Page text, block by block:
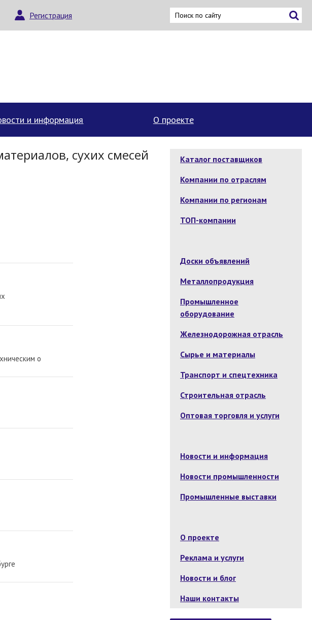
Регистрация
и информация О проекте
сухих смесей
о
Каталог поставщиков
Компании по отраслям
Компании по регионам
ТОП-компании
Доски объявлений
Металлопродукция
Промышленное
оборудование
Железнодорожная отрасль
Сырье и материалы
Транспорт и спецтехника
Строительная отрасль
Оптовая торговля и услуги
Новости и информация
Новости промышленности
Промышленные выставки
О проекте
Реклама и услуги
Новости и блог
Наши контакты